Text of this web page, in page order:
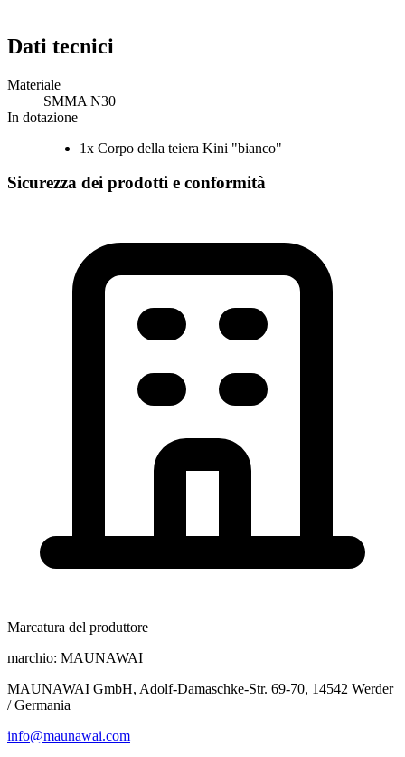
Dati tecnici
Materiale
SMMA N30
In dotazione
1x Corpo della teiera Kini "bianco"
Sicurezza dei prodotti e conformità
Marcatura del produttore
marchio: MAUNAWAI
MAUNAWAI GmbH, Adolf-Damaschke-Str. 69-70, 14542 Werder
/ Germania
info@maunawai.com